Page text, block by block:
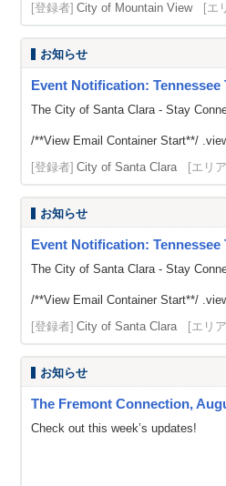
[登録者] City of Mountain View [エ
お知らせ
Event Notification:
The City of Santa Clara - Stay
/**View Email Container Start**/
[登録者] City of Santa Clara [エリ
お知らせ
Event Notification:
The City of Santa Clara - Stay
/**View Email Container Start**/
[登録者] City of Santa Clara [エリ
お知らせ
The Fremont Connection,
Check out this week’s updates!